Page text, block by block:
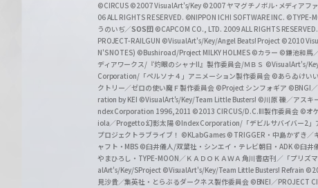
c
h
w
a
r
z
©CIRCUS ©2007 VisualArt's/Key ©2007 ヤマグチノボル･メディアフ
06 ALL RIGHTS RESERVED. ©NIPPON ICHI SOFTWARE INC. ©TYPE-
うのいぢ／SOS団 ©CAPCOM CO., LTD. 2009 ALL RIGHTS RESERVED.
PROJECT-RAILGUN ©VisualArt's/Key/Angel Beats! Project ©2010
N'S NOTES) ©Bushiroad/Project MILKY HOLMES ©カラー ©鎌池和馬
ディアワークス/『灼眼のシャナII』製作委員会/ＭＢＳ ©VisualArt's/
Corporation/「ペルソナ４」アニメーション製作委員会 ©あらゐけい
クトリー／ゼロの使い魔Ｆ製作委員会 ©Project シンフォギア ©BNGI
ration by KEI ©VisualArt's/Key/Team Little Busters! ©川原 礫／アスキ
ndex Corporation 1996,2011 ©2013 CIRCUS/D.C.III製作委員会 ©オ
iola／Progetto 幻影太陽 ©Index Corporation/「デビルサバイバー2」
プロジェクトラブライブ！ ©KLabGames © TRIGGER・中島かずき／
ャフト・MBS ©臼井儀人/双葉社・シンエイ・テレビ朝日・ADK ©臼井
やまひろし・TYPE-MOON／ＫＡＤＯＫＡＷＡ 角川書店刊／「プリズ
alArt's/Key/SProject ©VisualArt's/Key/Team Little Busters! Refrain
見沙貴／集英社・とらぶるダークネス製作委員会 ©BNEI／PROJECT